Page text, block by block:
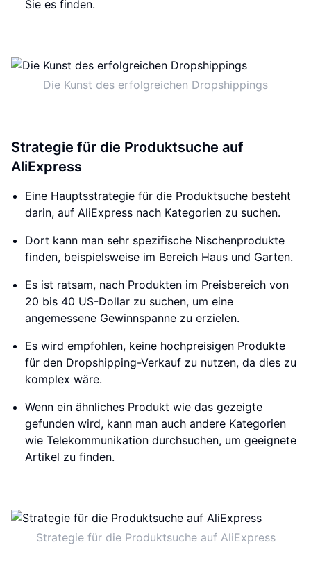
Sie es finden.
Die Kunst des erfolgreichen Dropshippings
Strategie für die Produktsuche auf
AliExpress
Eine Hauptsstrategie für die Produktsuche besteht
darin, auf AliExpress nach Kategorien zu suchen.
Dort kann man sehr spezifische Nischenprodukte
finden, beispielsweise im Bereich Haus und Garten.
Es ist ratsam, nach Produkten im Preisbereich von
20 bis 40 US-Dollar zu suchen, um eine
angemessene Gewinnspanne zu erzielen.
Es wird empfohlen, keine hochpreisigen Produkte
für den Dropshipping-Verkauf zu nutzen, da dies zu
komplex wäre.
Wenn ein ähnliches Produkt wie das gezeigte
gefunden wird, kann man auch andere Kategorien
wie Telekommunikation durchsuchen, um geeignete
Artikel zu finden.
Strategie für die Produktsuche auf AliExpress